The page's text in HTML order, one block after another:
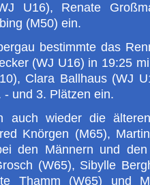
U16), Renate
(M50) ein.
bestimmte das
(WJ U16) in 19:25
Clara Ballhaus (WJ
und 3. Plätzen ein.
auch wieder die
Knörgen (M65),
den Männern und
(W65), Sibylle
Thamm (W65) und